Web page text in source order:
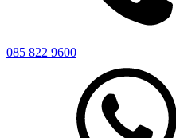
085 822 9600